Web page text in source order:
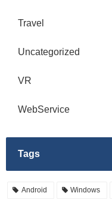
Travel
Uncategorized
VR
WebService
Tags
Android Windows